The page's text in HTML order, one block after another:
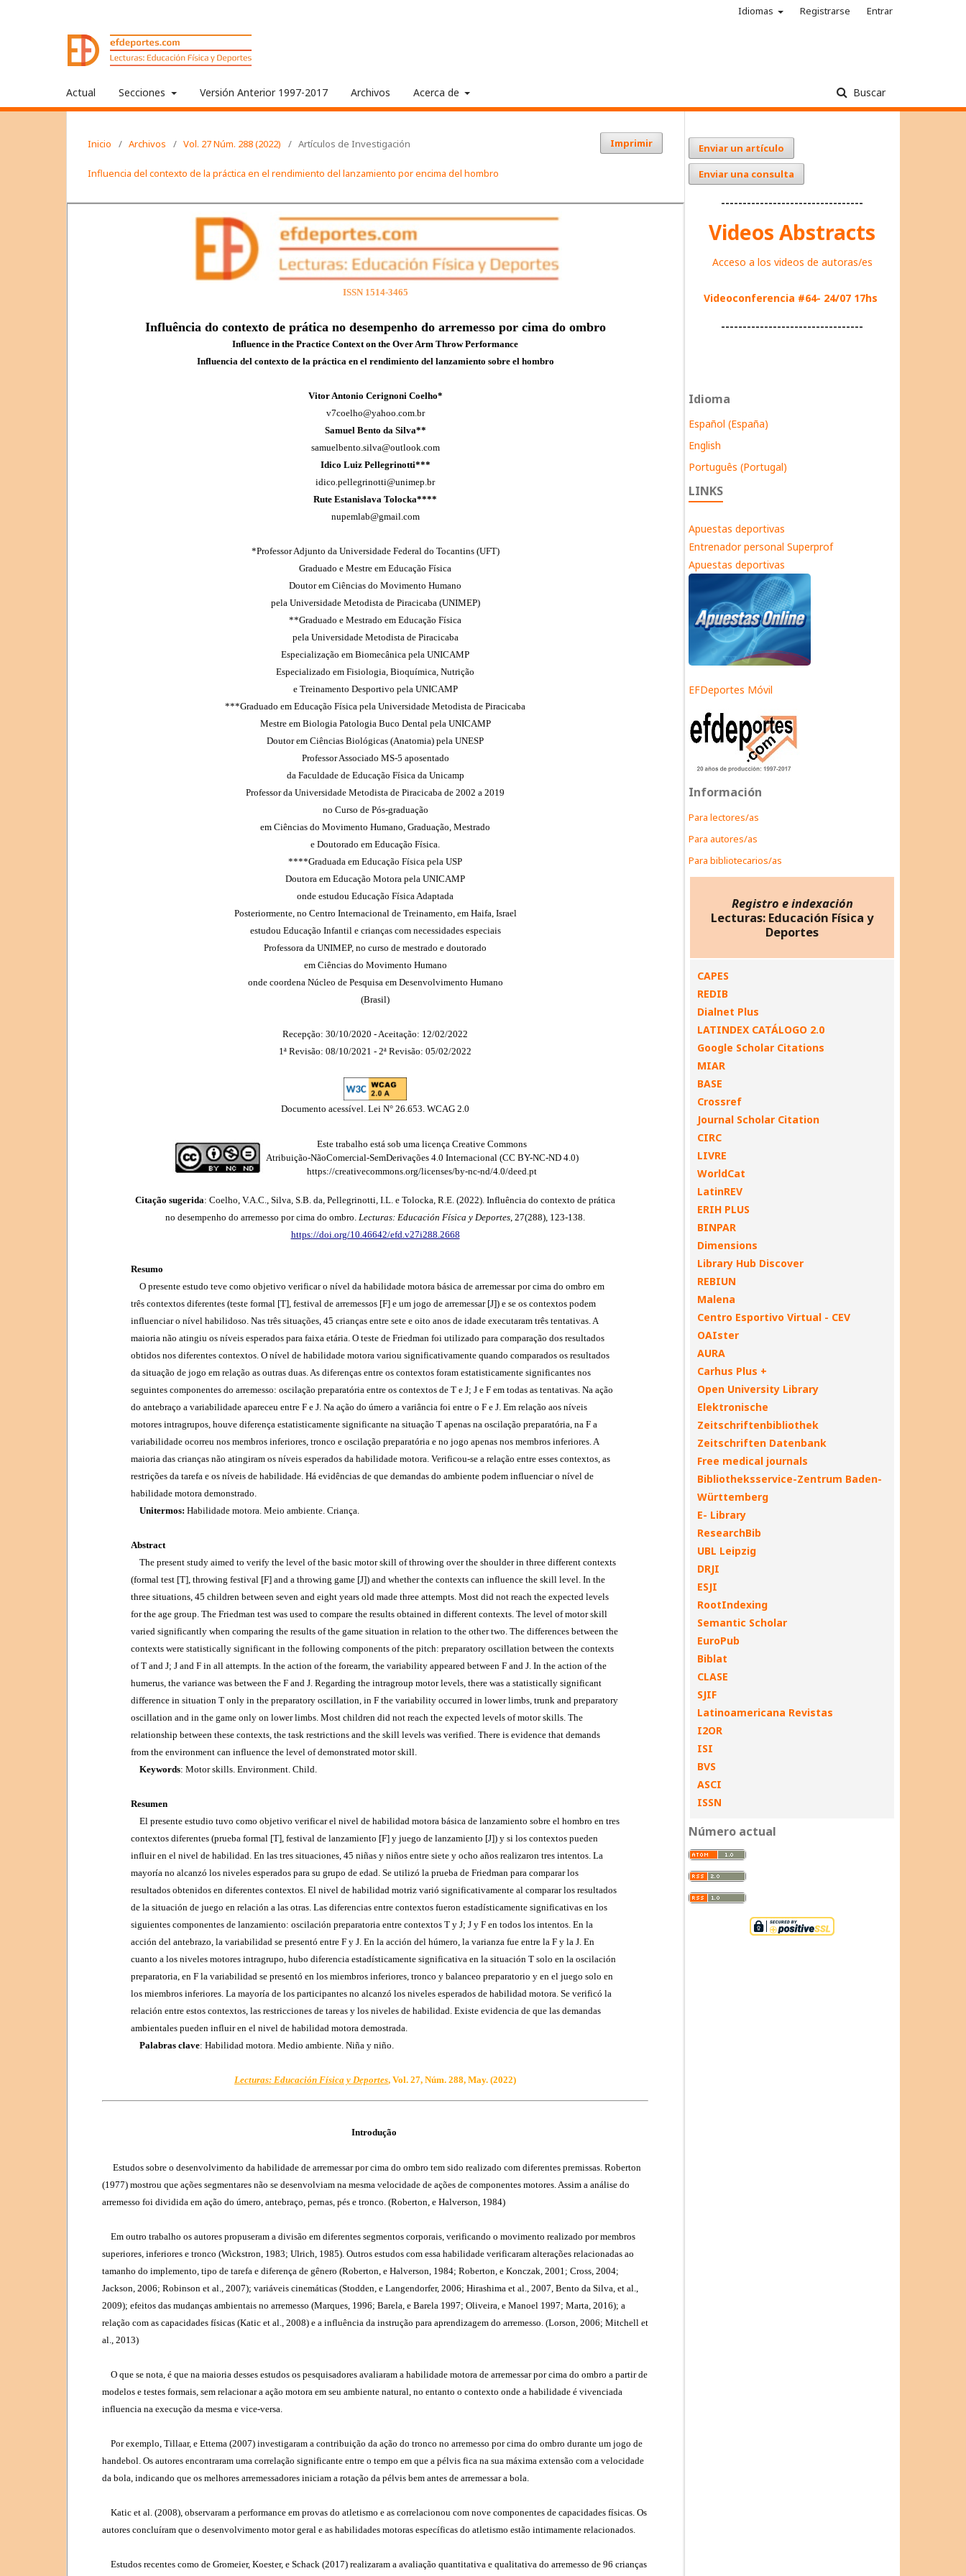
Actual Secciones Versión Anterior 1997-2017 Archivos Acerca de Buscar
Idiomas Registrarse Entrar
Inicio / Archivos / Vol. 27 Núm. 288 (2022) / Artículos de Investigación Imprimir
Influencia del contexto de la práctica en el rendimiento del lanzamiento por encima del hombro
Enviar un artículo
Enviar una consulta
---------------------------------
Videos Abstracts
Acceso a los videos de autoras/es
Videoconferencia #64- 24/07 17hs
---------------------------------
Idioma
Español (España)
English
Português (Portugal)
LINKS
Apuestas deportivas
Entrenador personal Superprof
Apuestas deportivas
EFDeportes Móvil
Información
Para lectores/as
Para autores/as
Para bibliotecarios/as
Registro e indexación
Lecturas: Educación Física y
Deportes
CAPES
REDIB
Dialnet Plus
LATINDEX CATÁLOGO 2.0
Google Scholar Citations
MIAR
BASE
Crossref
Journal Scholar Citation
CIRC
LIVRE
WorldCat
LatinREV
ERIH PLUS
BINPAR
Dimensions
Library Hub Discover
REBIUN
Malena
Centro Esportivo Virtual - CEV
OAIster
AURA
Carhus Plus +
Open University Library
Elektronische
Zeitschriftenbibliothek
Zeitschriften Datenbank
Free medical journals
Bibliotheksservice-Zentrum Baden-
Württemberg
E- Library
ResearchBib
UBL Leipzig
DRJI
ESJI
RootIndexing
Semantic Scholar
EuroPub
Biblat
CLASE
SJIF
Latinoamericana Revistas
I2OR
ISI
BVS
ASCI
ISSN
Número actual